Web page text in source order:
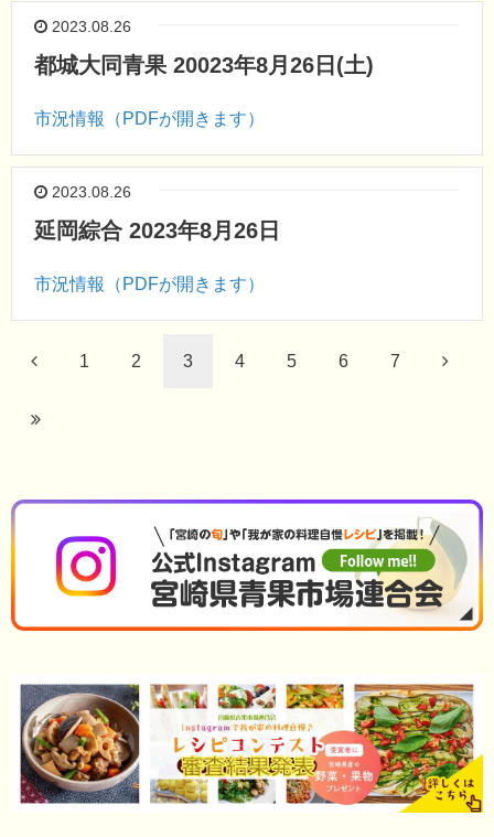
2023.08.26
都城大同青果 20023年8月26日(土)
市況情報（PDFが開きます）
2023.08.26
延岡綜合 2023年8月26日
市況情報（PDFが開きます）
1 2 3 4 5 6 7